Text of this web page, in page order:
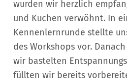
wurden wir herzlich
und Kuchen verwöhnt. In
Kennenlernrunde stellte
des Workshops vor.
wir bastelten
füllten wir bereits